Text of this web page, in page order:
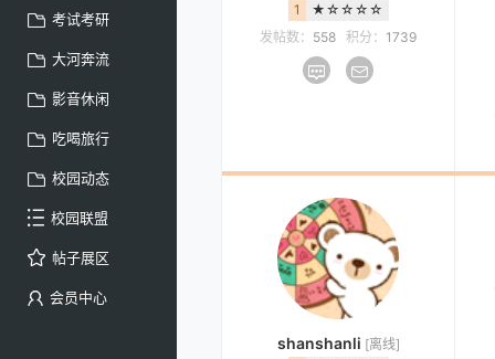
考试考研
大河奔流
影音休闲
吃喝旅行
校园动态
校园联盟
帖子展区
会员中心
1
★☆☆☆☆
发帖数： 558 积分： 1739
shanshanli [离线]